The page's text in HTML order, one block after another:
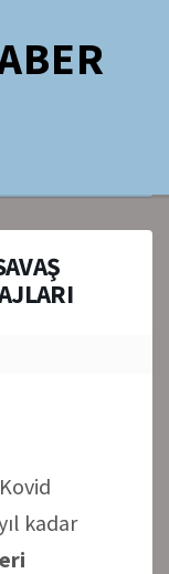
kadar